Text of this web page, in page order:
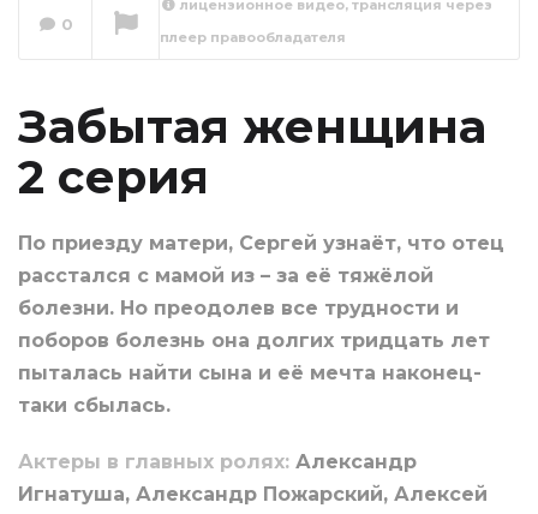
Забытая женщина
0
лицензионное видео, трансляция через
плеер правообладателя
Забытая женщина
2 серия
По приезду матери, Сергей узнаёт, что отец
расстался с мамой из – за её тяжёлой
болезни. Но преодолев все трудности и
поборов болезнь она долгих тридцать лет
пыталась найти сына и её мечта наконец-
таки сбылась.
Актеры в главных ролях: Александр
Игнатуша, Александр Пожарский, Алексей